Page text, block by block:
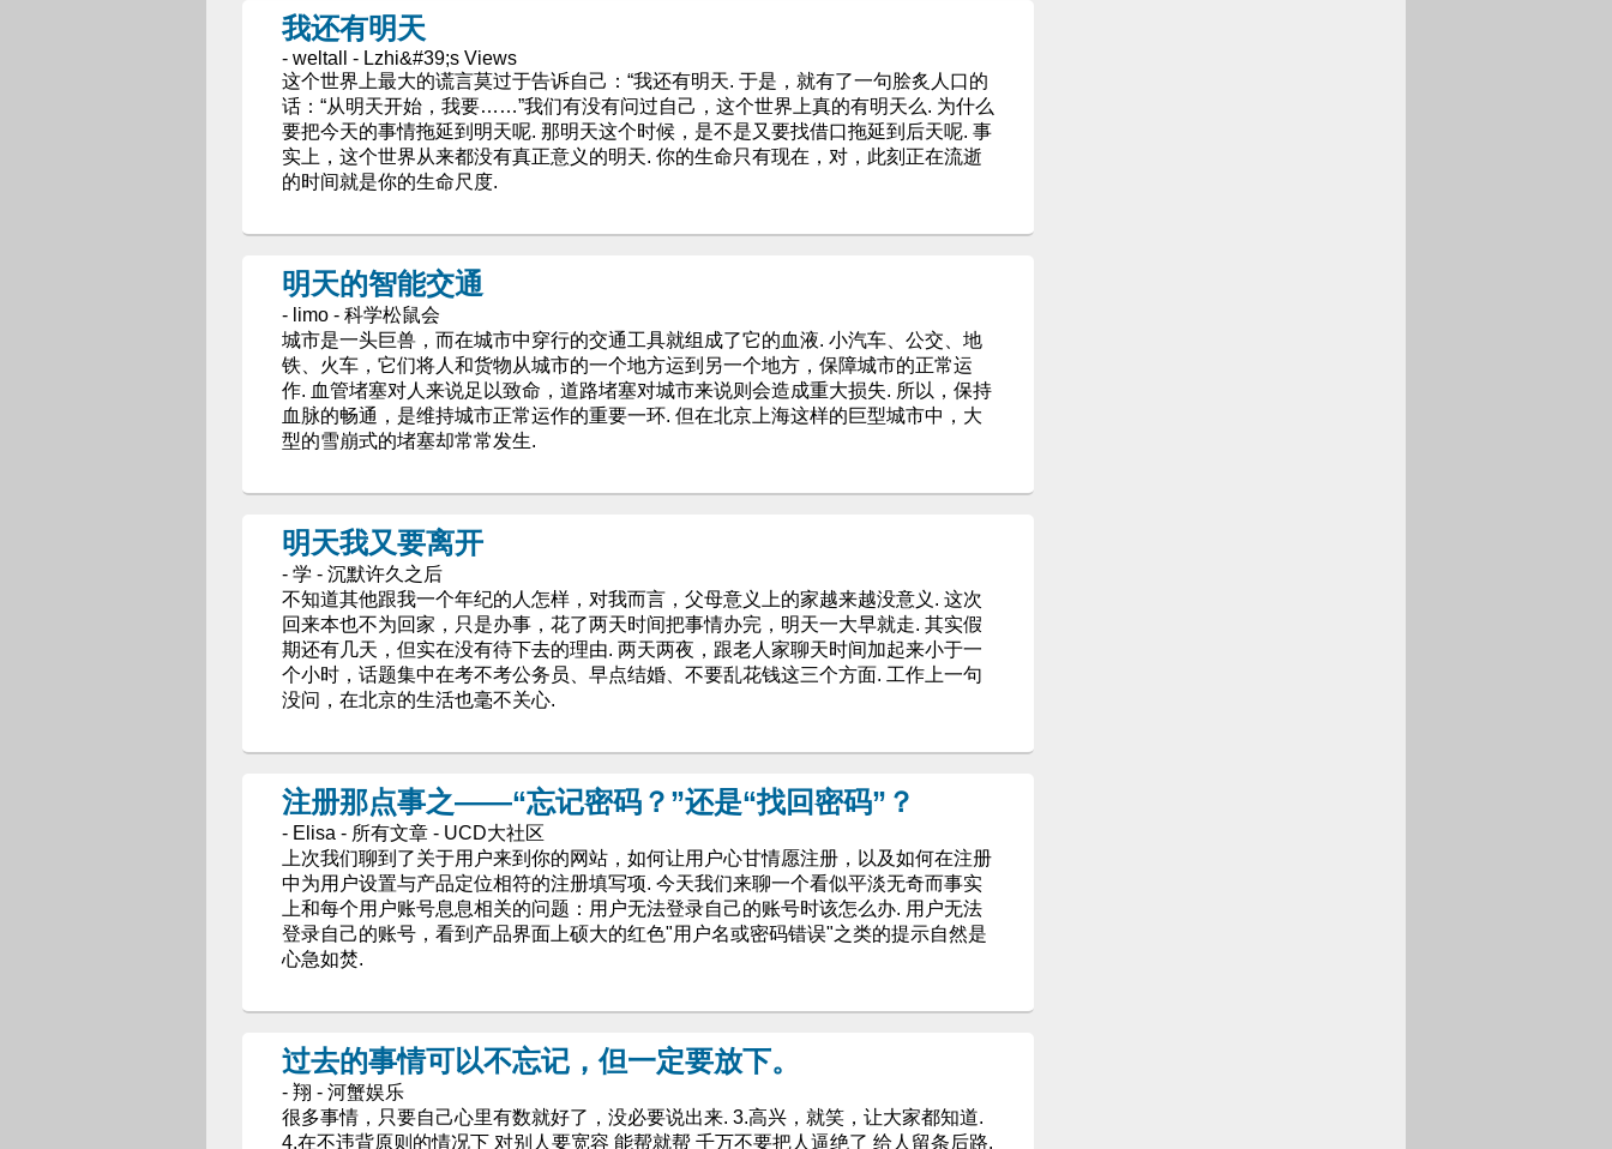
我还有明天
- weltall - Lzhi&#39;s Views
这个世界上最大的谎言莫过于告诉自己：“我还有明天. 于是，就有了一句脍炙人口的
话：“从明天开始，我要……”我们有没有问过自己，这个世界上真的有明天么. 为什么
要把今天的事情拖延到明天呢. 那明天这个时候，是不是又要找借口拖延到后天呢. 事
实上，这个世界从来都没有真正意义的明天. 你的生命只有现在，对，此刻正在流逝
的时间就是你的生命尺度.
明天的智能交通
- limo - 科学松鼠会
城市是一头巨兽，而在城市中穿行的交通工具就组成了它的血液. 小汽车、公交、地
铁、火车，它们将人和货物从城市的一个地方运到另一个地方，保障城市的正常运
作. 血管堵塞对人来说足以致命，道路堵塞对城市来说则会造成重大损失. 所以，保持
血脉的畅通，是维持城市正常运作的重要一环. 但在北京上海这样的巨型城市中，大
型的雪崩式的堵塞却常常发生.
明天我又要离开
- 学 - 沉默许久之后
不知道其他跟我一个年纪的人怎样，对我而言，父母意义上的家越来越没意义. 这次
回来本也不为回家，只是办事，花了两天时间把事情办完，明天一大早就走. 其实假
期还有几天，但实在没有待下去的理由. 两天两夜，跟老人家聊天时间加起来小于一
个小时，话题集中在考不考公务员、早点结婚、不要乱花钱这三个方面. 工作上一句
没问，在北京的生活也毫不关心.
注册那点事之——“忘记密码？”还是“找回密码”？
- Elisa - 所有文章 - UCD大社区
上次我们聊到了关于用户来到你的网站，如何让用户心甘情愿注册，以及如何在注册
中为用户设置与产品定位相符的注册填写项. 今天我们来聊一个看似平淡无奇而事实
上和每个用户账号息息相关的问题：用户无法登录自己的账号时该怎么办. 用户无法
登录自己的账号，看到产品界面上硕大的红色"用户名或密码错误"之类的提示自然是
心急如焚.
过去的事情可以不忘记，但一定要放下。
- 翔 - 河蟹娱乐
很多事情，只要自己心里有数就好了，没必要说出来. 3.高兴，就笑，让大家都知道.
4.在不违背原则的情况下 对别人要宽容 能帮就帮 千万不要把人逼绝了 给人留条后路.